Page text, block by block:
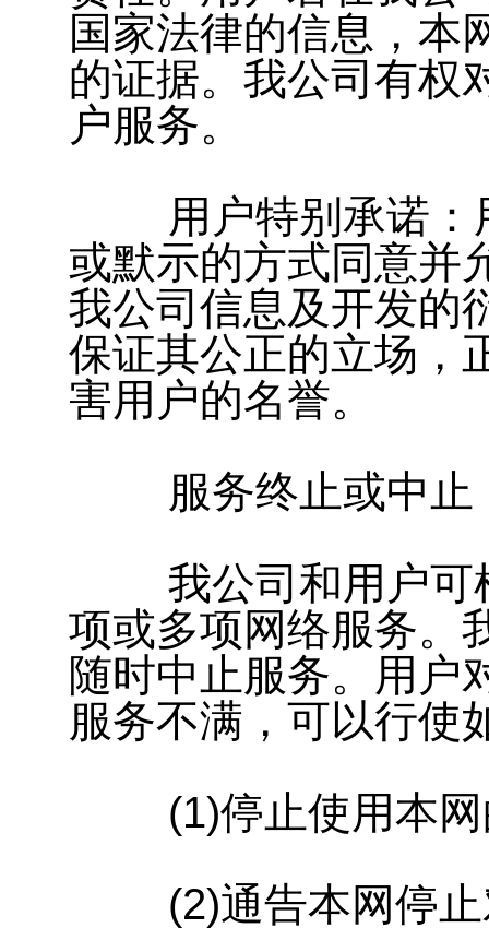
国家法律的信息，本
的证据。我公司有权
户服务。
用户特别承诺：用
或默示的方式同意并
我公司信息及开发的
保证其公正的立场，
害用户的名誉。
服务终止或中止
我公司和用户可根
项或多项网络服务。
随时中止服务。用户
服务不满，可以行使
(1)停止使用本网
(2)通告本网停止